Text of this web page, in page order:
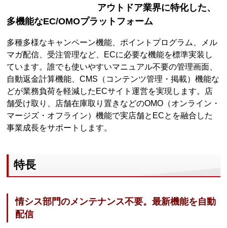
アウトドア業界に特化した、
多機能なEC/OMOプラットフォーム
多種多様なキャンペーン機能、ポイントプログラム、メル
マガ配信、受注管理など、ECに必要な機能を標準実装し
ています。誰でも使いやすいマニュアル不要の管理画面、
自動返金計算機能、CMS（コンテンツ管理・掲載）機能な
どが業務負荷を軽減したECサイト運営を実現します。店
舗受け取り、店舗在庫取り置きなどのOMO（オンライン・
マージズ・オフライン）機能で実店舗とECとを融合した
事業成長をサポートします。
特長
情シス部門のメンテナンス不要。最新機能を自動
配信